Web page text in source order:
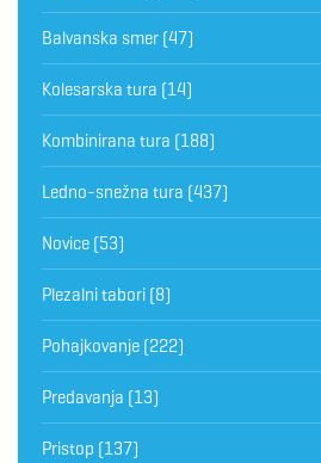
Balvanska smer (47)
Kolesarska tura (14)
Kombinirana tura (188)
Ledno-snežna tura (437)
Novice (53)
Plezalni tabori (8)
Pohajkovanje (222)
Predavanja (13)
Pristop (137)